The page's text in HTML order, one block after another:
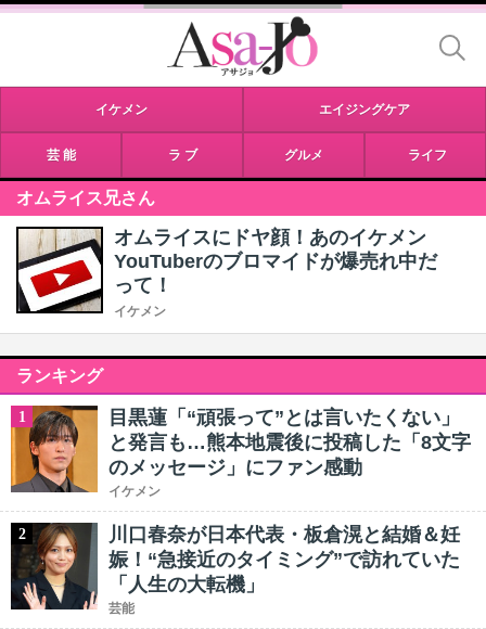
イケメン エイジングケア
芸 能 ラ ブ グルメ ライフ
オムライス兄さん
オムライスにドヤ顔！あのイケメン
YouTuberのブロマイドが爆売れ中だ
って！
イケメン
ランキング
1
目黒蓮「“頑張って”とは言いたくない」
と発言も…熊本地震後に投稿した「8文字
のメッセージ」にファン感動
イケメン
2
川口春奈が日本代表・板倉滉と結婚＆妊
娠！“急接近のタイミング”で訪れていた
「人生の大転機」
芸能